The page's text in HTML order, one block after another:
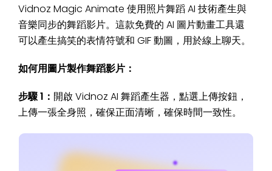
Vidnoz Magic Animate 使用照片舞蹈 AI 技術產生與
音樂同步的舞蹈影片。這款免費的 AI 圖片動畫工具還
可以產生搞笑的表情符號和 GIF 動圖，用於線上聊天。
如何用圖片製作舞蹈影片：
步驟 1： 開啟 Vidnoz AI 舞蹈產生器，點選上傳按鈕，
上傳一張全身照，確保正面清晰，確保時間一致性。